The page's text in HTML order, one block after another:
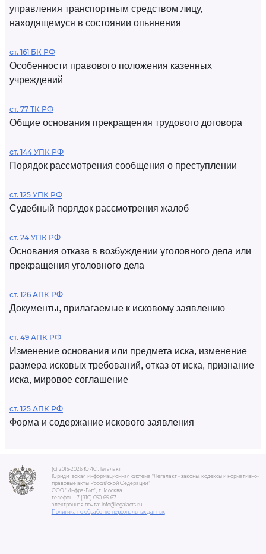
управления транспортным средством лицу,
находящемуся в состоянии опьянения
ст. 161 БК РФ
Особенности правового положения казенных
учреждений
ст. 77 ТК РФ
Общие основания прекращения трудового договора
ст. 144 УПК РФ
Порядок рассмотрения сообщения о преступлении
ст. 125 УПК РФ
Судебный порядок рассмотрения жалоб
ст. 24 УПК РФ
Основания отказа в возбуждении уголовного дела или
прекращения уголовного дела
ст. 126 АПК РФ
Документы, прилагаемые к исковому заявлению
ст. 49 АПК РФ
Изменение основания или предмета иска, изменение
размера исковых требований, отказ от иска, признание
иска, мировое соглашение
ст. 125 АПК РФ
Форма и содержание искового заявления
(c) 2015-2026 ЮИС Легалакт
Юридическая информационная система "Легалакт - законы, кодексы и нормативно-
правовые акты Российской Федерации"
ООО "Инфра-Бит", г. Москва.
телефон +7 (910) 050-65-67
электронная почта: info@legalacts.ru
Политика по обработке персональных данных